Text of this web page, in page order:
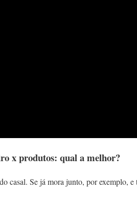
x produtos: qual a melhor?
casal. Se já mora junto, por exemplo, e